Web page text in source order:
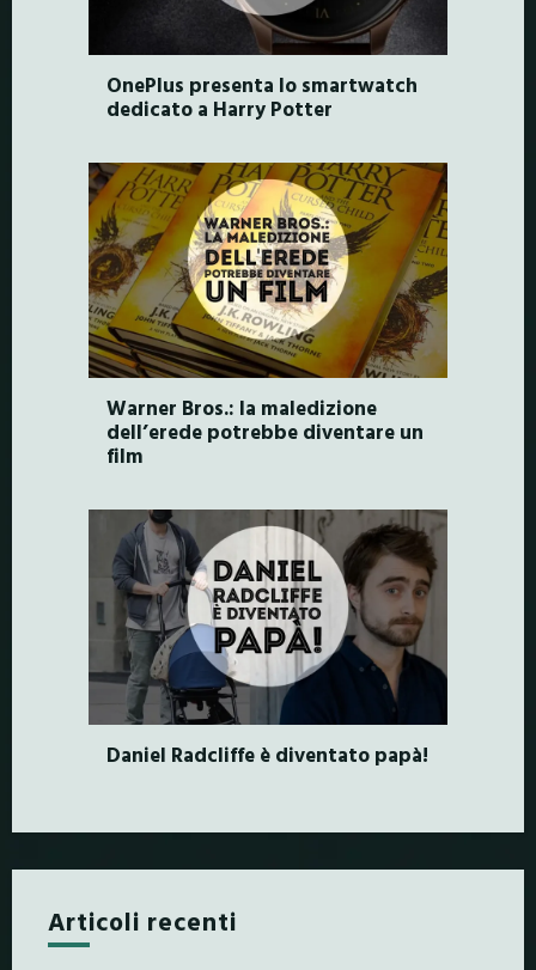
OnePlus presenta lo smartwatch
dedicato a Harry Potter
Warner Bros.: la maledizione
dell’erede potrebbe diventare un
film
Daniel Radcliffe è diventato papà!
Articoli recenti